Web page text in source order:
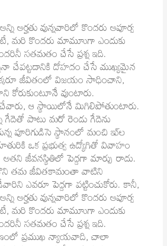
అర్హతు వున్నవారిలో కొందరు అపూర్వ
మరి కొందరు మామూుగా ఎందుకు
సతమతం చేసే ప్రశ్న ఇది.
చేపట్టడానికి దోహదం చేసే ముఖ్యమైన
జీవితంలో విజయం సాధించాని,
కోరుకుంటూనే వుంటారు.
ఆ స్థాయిలోనే మిగిలిపోతుంటారు.
గేదెతో పాటు మరో రెండు గేదెను
పూరిగుడిసె స్థానంలో మంచి ఇు్ల
ఒక ప్రభుత్వ ఉద్యోగితో వివాహం
జీవనస్థితిలో పెద్దగా మార్పు రాదు.
తమ జీవితకామంతా వాటిని
ఎవరూ పెద్దగా పట్టించుకోరు. కానీ,
అర్హతు వున్నవారిలో కొందరు అపూర్వ
మరి కొందరు మామూుగా ఎందుకు
సతమతం చేసే ప్రశ్న ఇది.
ప్రముఖ న్యాయవాది, చాలా